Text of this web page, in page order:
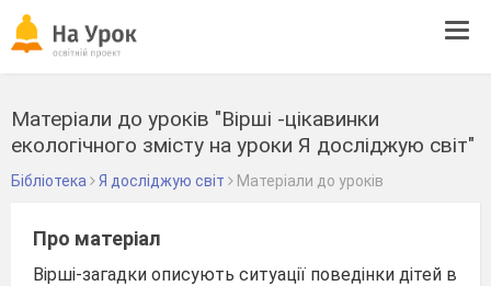
Матеріали до уроків "Вірші -цікавинки
екологічного змісту на уроки Я досліджую світ"
Бібліотека Я досліджую світ Матеріали до уроків
Про матеріал
Вірші-загадки описують ситуації поведінки дітей в